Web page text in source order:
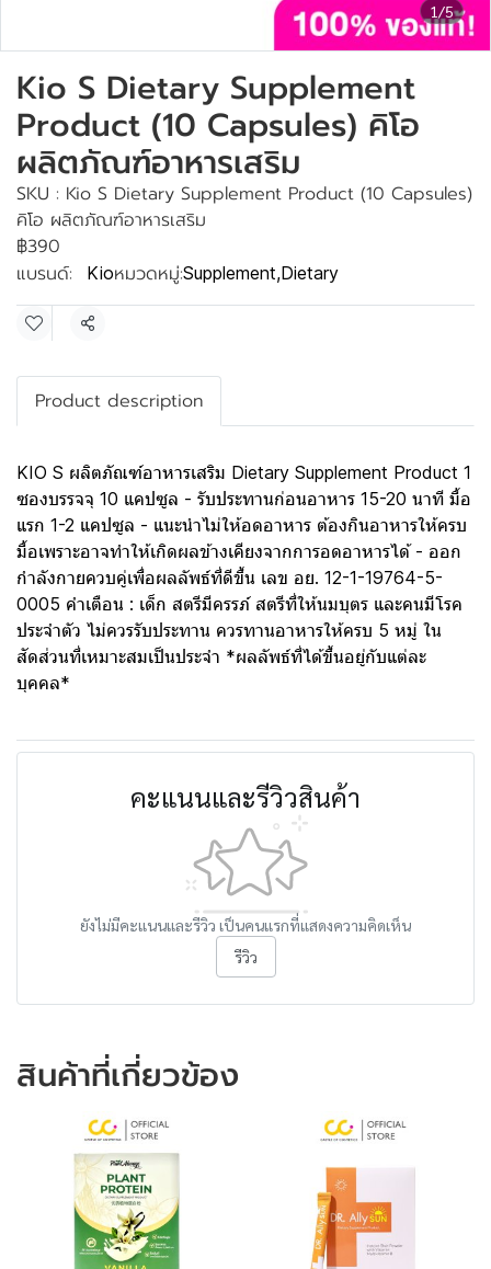
1/5
Kio S Dietary Supplement
Product (10 Capsules) คิโอ
ผลิตภัณฑ์อาหารเสริม
SKU : Kio S Dietary Supplement Product (10 Capsules)
คิโอ ผลิตภัณฑ์อาหารเสริม
฿390
แบรนด์:
Kioหมวดหมู่:Supplement,Dietary
แชร์
Product description
KIO S ผลิตภัณฑ์อาหารเสริม Dietary Supplement Product 1
ซองบรรจจุ 10 แคปซูล - รับประทานก่อนอาหาร 15-20 นาที มื้อ
แรก 1-2 แคปซูล - แนะนำไม่ให้อดอาหาร ต้องกินอาหารให้ครบ
มื้อเพราะอาจทำให้เกิดผลข้างเคียงจากการอดอาหารได้ - ออก
กำลังกายควบคู่เพื่อผลลัพธ์ที่ดีขึ้น เลข อย. 12-1-19764-5-
0005 คำเตือน : เด็ก สตรีมีครรภ์ สตรีที่ให้นมบุตร และคนมีโรค
ประจำตัว ไม่ควรรับประทาน ควรทานอาหารให้ครบ 5 หมู่ ใน
สัดส่วนที่เหมาะสมเป็นประจำ *ผลลัพธ์ที่ได้ขึ้นอยู่กับแต่ละ
บุคคล*
คะแนนและรีวิวสินค้า
ยังไม่มีคะแนนและรีวิว เป็นคนแรกที่แสดงความคิดเห็น
รีวิว
สินค้าที่เกี่ยวข้อง